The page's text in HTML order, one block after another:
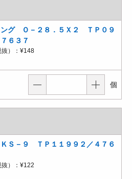
ング Ｏ－２８．５Ｘ２ ＴＰ０９
６３７
）： ¥148
個
Ｓ－９ ＴＰ１１９９２／４７６
）： ¥122